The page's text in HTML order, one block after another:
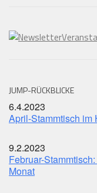
JUMP-RÜCKBLICKE
6.4.2023
April-Stammtisch im
9.2.2023
Februar-
Monat